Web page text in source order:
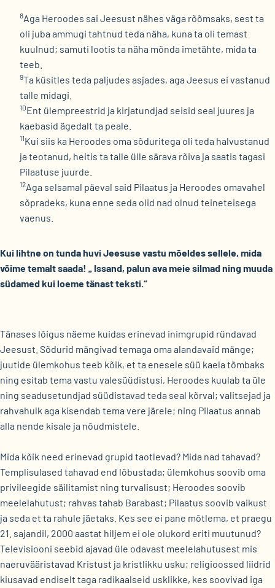
8Aga Heroodes sai Jeesust nähes väga rõõmsaks, sest ta
oli juba ammugi tahtnud teda näha, kuna ta oli temast
kuulnud; samuti lootis ta näha mõnda imetähte, mida ta
teeb.
9Ta küsitles teda paljudes asjades, aga Jeesus ei vastanud
talle midagi.
10Ent ülempreestrid ja kirjatundjad seisid seal juures ja
kaebasid ägedalt ta peale.
11Kui siis ka Heroodes oma sõduritega oli teda halvustanud
ja teotanud, heitis ta talle ülle särava rõiva ja saatis tagasi
Pilaatuse juurde.
12Aga selsamal päeval said Pilaatus ja Heroodes omavahel
sõpradeks, kuna enne seda olid nad olnud teineteisega
vaenus.
Kui lihtne on tunda huvi Jeesuse vastu mõeldes sellele, mida
võime temalt saada! „ Issand, palun ava meie silmad ning muuda
südamed kui loeme tänast teksti.“
Tänases lõigus näeme kuidas erinevad inimgrupid ründavad
Jeesust. Sõdurid mängivad temaga oma alandavaid mänge;
juutide ülemkohus teeb kõik, et ta enesele süü kaela tõmbaks
ning esitab tema vastu valesüüdistusi, Heroodes kuulab ta üle
ning seadusetundjad süüdistavad teda seal kõrval; valitsejad ja
rahvahulk aga kisendab tema vere järele; ning Pilaatus annab
alla nende kisale ja nõudmistele.
Mida kõik need erinevad grupid taotlevad? Mida nad tahavad?
Templisulased tahavad end lõbustada; ülemkohus soovib oma
privileegide säilitamist ning turvalisust; Heroodes soovib
meelelahutust; rahvas tahab Barabast; Pilaatus soovib vaikust
ja seda et ta rahule jäetaks. Kes see ei pane mõtlema, et praegu
21. sajandil, 2000 aastat hiljem ei ole olukord eriti muutunud?
Televisiooni seebid ajavad üle odavast meelelahutusest mis
naeruvääristavad Kristust ja kristlikku usku; religioossed liidrid
kiusavad endiselt taga radikaalseid usklikke, kes soovivad iga